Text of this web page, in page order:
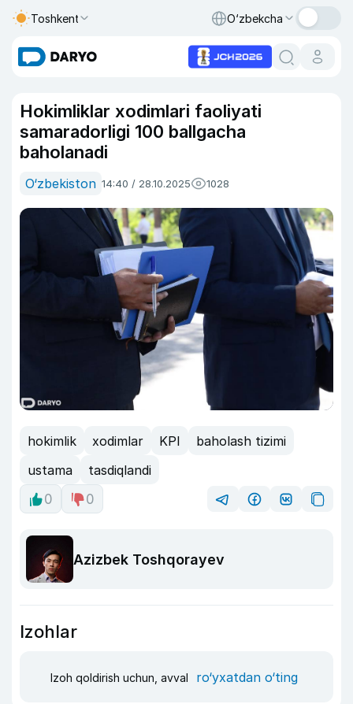
Toshkent O‘zbekcha
Hokimliklar xodimlari faoliyati
samaradorligi 100 ballgacha
baholanadi
O‘zbekiston 14:40 / 28.10.2025 1028
hokimlik xodimlar KPI
baholash tizimi
ustama
tasdiqlandi
0
0
Azizbek Toshqorayev
Izohlar
Izoh qoldirish uchun, avval ro‘yxatdan o‘ting